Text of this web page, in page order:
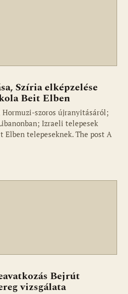
Szíria elképzelése
Beit Elben
szoros újranyitásáról;
Izraeli telepesek
Elben telepeseknek. The post A
Bejrút
vizsgálata